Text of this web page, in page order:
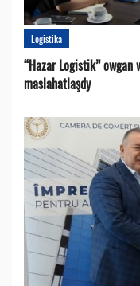
Logistika
“Hazar Logistik”
maslahatlaşdy